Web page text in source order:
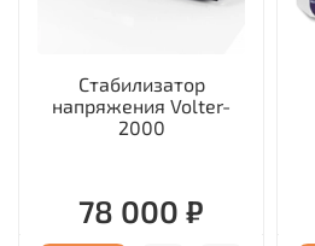
Стабилизатор
напряжения Volter-
2000
78 000 ₽